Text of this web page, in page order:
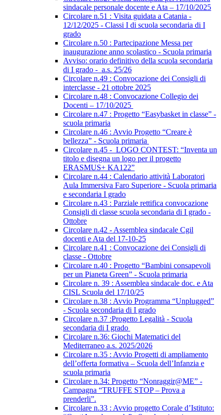
sindacale personale docente e Ata – 17/10/2025
Circolare n.51 : Visita guidata a Catania -
12/12/2025 - Classi I di scuola secondaria di I
grado
Circolare n.50 : Partecipazione Messa per
inaugurazione anno scolastico - Scuola primaria
Avviso: orario definitivo della scuola secondaria
di I grado - a.s. 25/26
Circolare n.49 : Convocazione dei Consigli di
interclasse - 21 ottobre 2025
Circolare n.48 : Convocazione Collegio dei
Docenti – 17/10/2025
Circolare n.47 : Progetto “Easybasket in classe” -
scuola primaria
Circolare n.46 : Avvio Progetto “Creare è
bellezza” - Scuola primaria
Circolare n.45 - LOGO CONTEST: “Inventa un
titolo e disegna un logo per il progetto
ERASMUS+ KA122”
Circolare n.44 : Calendario attività Laboratori
Aula Immersiva Faro Superiore - Scuola primaria
e secondaria I grado
Circolare n.43 : Parziale rettifica convocazione
Consigli di classe scuola secondaria di I grado -
Ottobre
Circolare n.42 - Assemblea sindacale Cgil
docenti e Ata del 17-10-25
Circolare n.41 : Convocazione dei Consigli di
classe - Ottobre
Circolare n.40 : Progetto “Bambini consapevoli
per un Pianeta Green” - Scuola primaria
Circolare n. 39 : Assemblea sindacale doc. e Ata
CISL Scuola del 17/10/25
Circolare n.38 : Avvio Programma “Unplugged”
- Scuola secondaria di I grado
Circolare n.37 :Progetto Legalità - Scuola
secondaria di I grado
Circolare n.36: Giochi Matematici del
Mediterraneo a.s. 2025/2026
Circolare n.35 : Avvio Progetti di ampliamento
dell’offerta formativa – Scuola dell’Infanzia e
scuola primaria
Circolare n.34: Progetto “Nonraggir@ME” -
Campagna “TRUFFE STOP – Prova a
prenderli”.
Circolare n.33 : Avvio progetto Corale d’Istituto: